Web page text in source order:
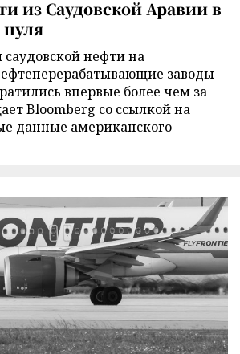
из Саудовской Аравии в
нефти на
заводы
впервые более чем за
Bloomberg со ссылкой на
данные американского